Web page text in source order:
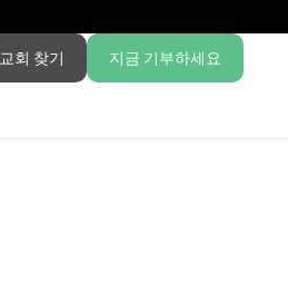
교회 찾기 지금 기부하세요